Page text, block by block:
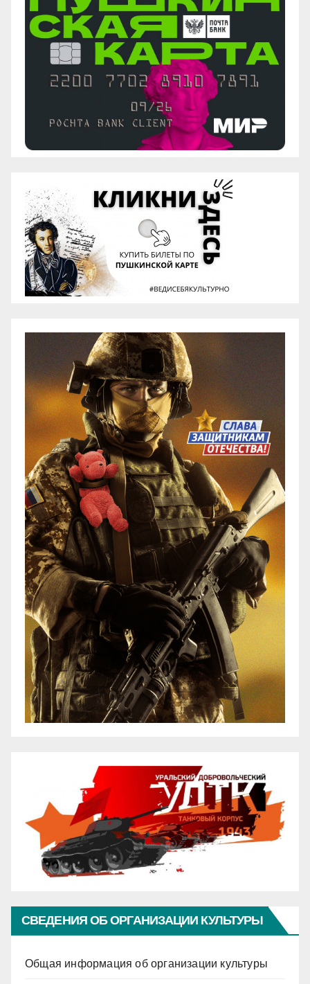
СВЕДЕНИЯ ОБ ОРГАНИЗАЦИИ КУЛЬТУРЫ
Общая информация об организации культуры